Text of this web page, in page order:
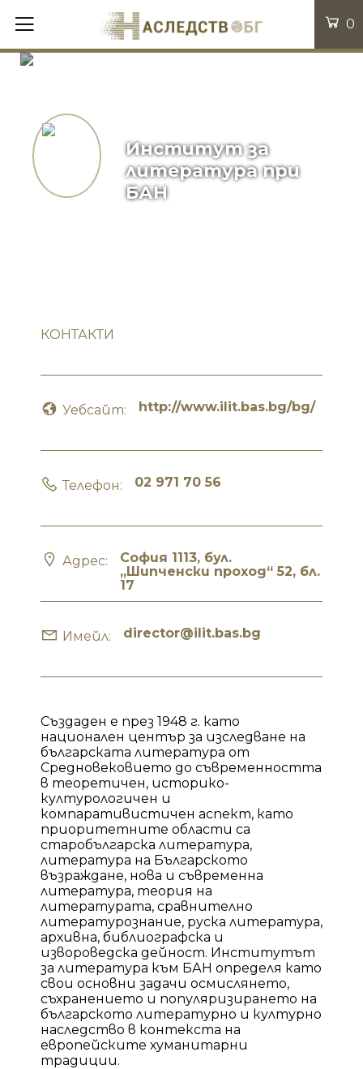
Институт за
литература при
БАН
Създаден е през 1948 г. като
национален център за изследване на
българската литература от
Средновековието до съвременността
в теоретичен, историко-
културологичен и
компаративистичен аспект, като
приоритетните области са
старобългарска литература,
литература на Българското
възраждане, нова и съвременна
литература, теория на
литературата, сравнително
литературознание, руска литература,
архивна, библиографска и
извороведска дейност. Институтът
за литература към БАН определя като
свои основни задачи осмислянето,
съхранението и популяризирането на
българското литературно и културно
наследство в контекста на
европейските хуманитарни
традиции.
КОНТАКТИ
Уебсайт: http://www.ilit.bas.bg/bg/
Телефон: 02 971 70 56
Адрес:
София 1113, бул.
„Шипченски проход“ 52, бл.
17
Имейл: director@ilit.bas.bg
0